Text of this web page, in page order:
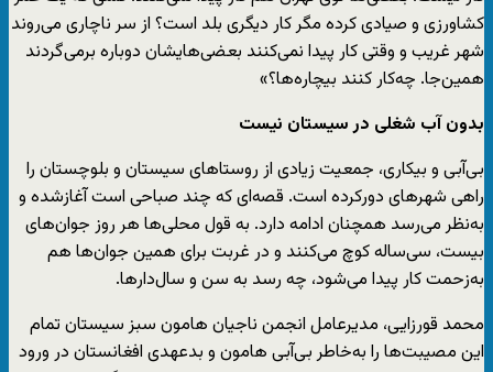
کشاورزی و صیادی کرده مگر کار دیگری بلد است؟ از سر ناچاری می‌روند
شهر غریب و وقتی کار پیدا نمی‌کنند بعضی‌هایشان دوباره برمی‌گردند
همین‌جا. چه‌کار کنند بیچاره‌ها؟»
بدون آب شغلی در سیستان نیست
بی‌آبی و بیکاری، جمعیت زیادی از روستاهای سیستان و بلوچستان را
راهی شهرهای دورکرده است. قصه‌ای که چند صباحی است آغازشده و
به‌نظر می‌رسد همچنان ادامه دارد. به قول محلی‌ها هر روز جوان‌های
بیست، ‌سی‌ساله کوچ می‌کنند و در غربت برای همین جوان‌ها هم
به‌زحمت کار پیدا می‌شود، چه رسد به سن و سال‌دارها.
محمد قورزایی، مدیرعامل انجمن ناجیان هامون سبز سیستان تمام
این مصیبت‌ها را به‌خاطر بی‌آبی هامون و بدعهدی افغانستان در ورود